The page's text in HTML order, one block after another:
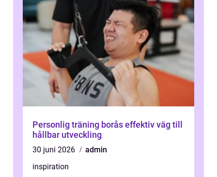
Personlig träning borås effektiv väg till
hållbar utveckling
30 juni 2026
admin
inspiration